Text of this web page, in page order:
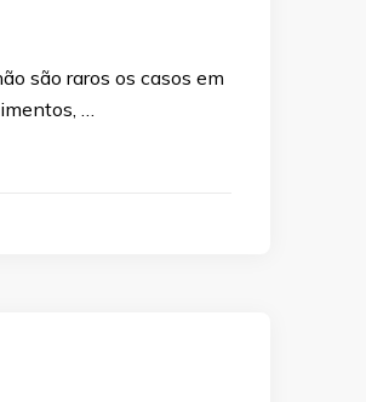
são raros os casos em
…